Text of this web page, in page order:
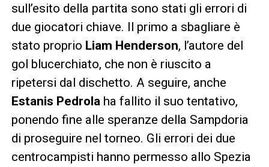
sull’esito della partita sono stati gli errori di
due giocatori chiave. Il primo a sbagliare è
stato proprio Liam Henderson, l’autore del
gol blucerchiato, che non è riuscito a
ripetersi dal dischetto. A seguire, anche
Estanis Pedrola ha fallito il suo tentativo,
ponendo fine alle speranze della Sampdoria
di proseguire nel torneo. Gli errori dei due
centrocampisti hanno permesso allo Spezia